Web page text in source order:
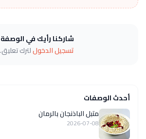
شاركنا رأيك في الوصفة
تسجيل الدخوللترك تعليق.
أحدث الوصفات
متبل الباذنجان بالرمان
2026-07-08